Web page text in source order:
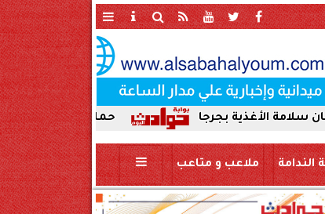
حملة صباحية مكبرة لإزالة بجرجا
ملاعب و متاعب